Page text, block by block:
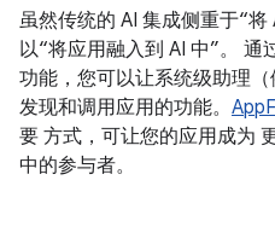
虽然传统的 AI 集成侧重于“
以“将应用融入到 AI 中”。 通
功能，您可以让系统级助理
发现和调用应用的功能。
要 方式，可让您的应用成为
中的参与者。